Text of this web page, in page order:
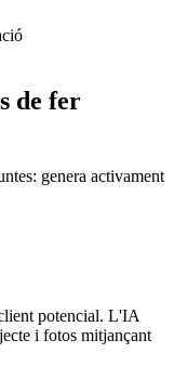
de fer
genera activament
potencial. L'IA
i fotos mitjançant